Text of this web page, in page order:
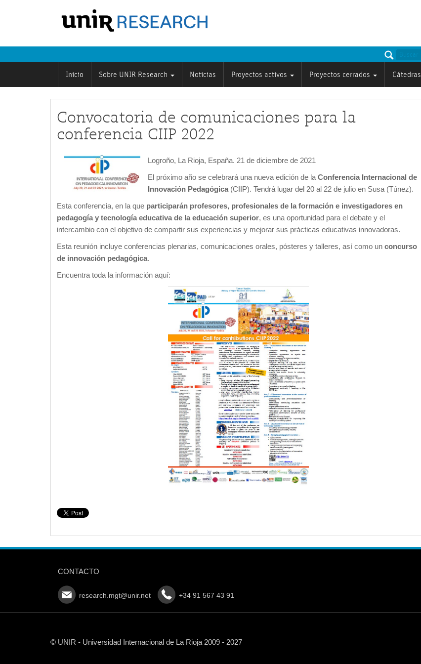
Inicio Sobre UNIR Research Noticias Proyectos activos Proyectos cerrados Cátedras
Convocatoria de comunicaciones para la
conferencia CIIP 2022
Logroño, La Rioja, España. 21 de diciembre de 2021
El próximo año se celebrará una nueva edición de laConferencia Internacional de
Innovación Pedagógica(CIIP). Tendrá lugar del 20 al 22 de julio en Susa (Túnez).
Esta conferencia, en la que participarán profesores, profesionales de la formación e investigadores en
pedagogía y tecnología educativa de la educación superior, es una oportunidad para el debate y el
intercambio con el objetivo de compartir sus experiencias y mejorar sus prácticas educativas innovadoras.
Esta reunión incluye conferencias plenarias, comunicaciones orales, pósteres y talleres, así como un concurso
de innovación pedagógica.
Encuentra toda la información aquí:
CONTACTO
research.mgt@unir.net +34 91 567 43 91
© UNIR - Universidad Internacional de La Rioja 2009 - 2027